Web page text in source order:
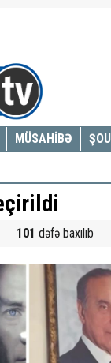
MÜSAHİBƏ
101 dəfə baxılıb